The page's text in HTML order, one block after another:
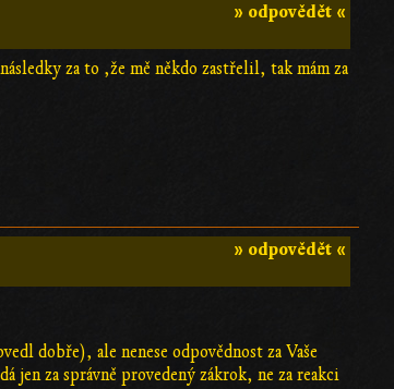
» odpovědět «
za to ,že mě někdo zastřelil, tak mám za
» odpovědět «
dobře), ale nenese odpovědnost za Vaše
jen za správně provedený zákrok, ne za reakci